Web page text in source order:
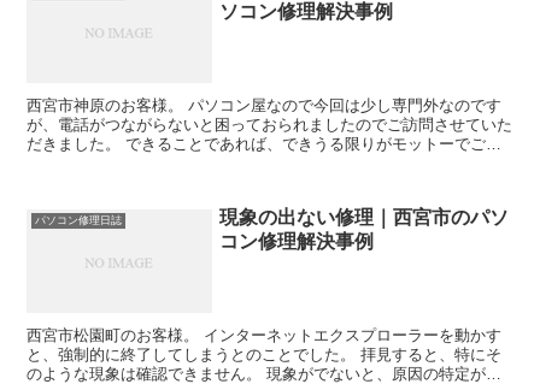
ソコン修理解決事例
西宮市神原のお客様。 パソコン屋なので今回は少し専門外なのです
が、電話がつながらないと困っておられましたのでご訪問させていた
だきました。 できることであれば、できうる限りがモットーでござ
パソコン修理日誌
現象の出ない修理｜西宮市のパソ
コン修理解決事例
西宮市松園町のお客様。 インターネットエクスプローラーを動かす
と、強制的に終了してしまうとのことでした。 拝見すると、特にそ
のような現象は確認できません。 現象がでないと、原因の特定が難